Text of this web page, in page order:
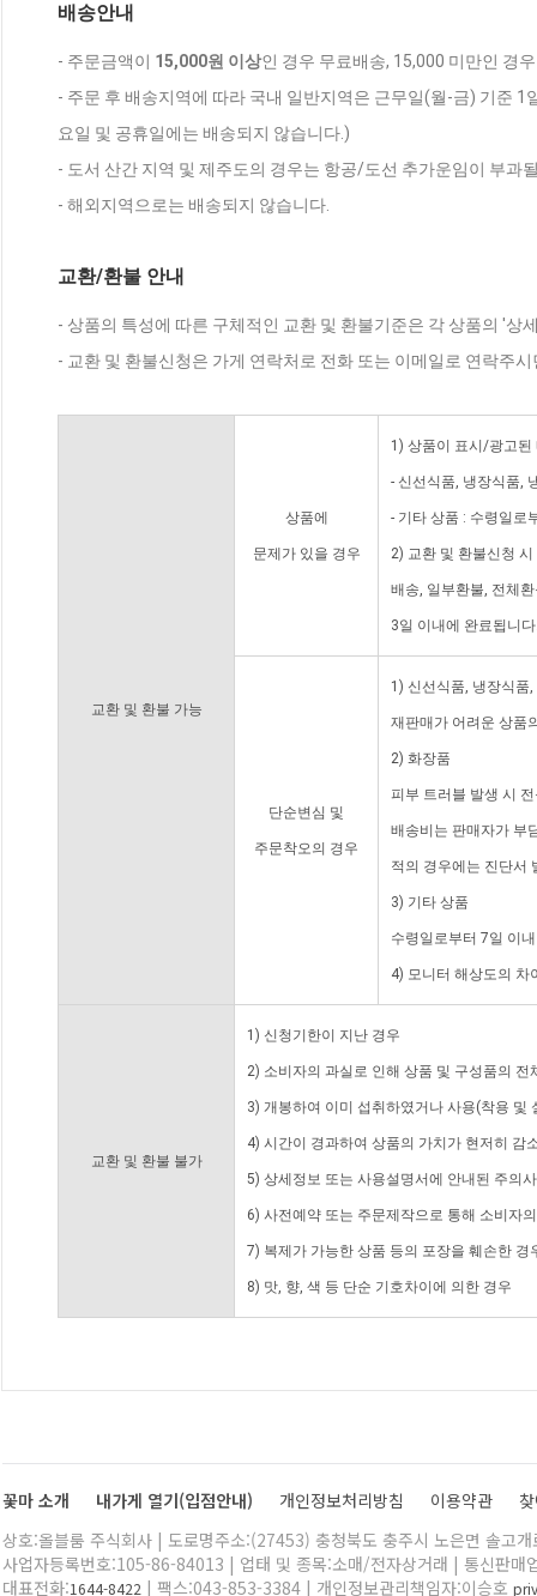
배송안내
- 주문금액이 15,000원 이상인 경우 무료배송, 15,000 미만인 경
- 주문 후 배송지역에 따라 국내 일반지역은 근무일(월-금) 기준
요일 및 공휴일에는 배송되지 않습니다.)
- 도서 산간 지역 및 제주도의 경우는 항공/도선 추가운임이 부과
- 해외지역으로는 배송되지 않습니다.
교환/환불 안내
- 상품의 특성에 따른 구체적인 교환 및 환불기준은 각 상품의 '상
- 교환 및 환불신청은 가게 연락처로 전화 또는 이메일로 연락주
교환 및 환불 가능
상품에
문제가 있을 경우
1) 상품이 표시/광고된
- 신선식품, 냉장식품,
- 기타 상품 : 수령일로
2) 교환 및 환불신청
배송, 일부환불, 전체
3일 이내에 완료됩니
단순변심 및
주문착오의 경우
1) 신선식품, 냉장식품
재판매가 어려운 상품
2) 화장품
피부 트러블 발생 시
배송비는 판매자가 부
적의 경우에는 진단서
3) 기타 상품
수령일로부터 7일 이
4) 모니터 해상도의 차
교환 및 환불 불가
1) 신청기한이 지난 경우
2) 소비자의 과실로 인해 상품 및 구성품의
3) 개봉하여 이미 섭취하였거나 사용(착용 및
4) 시간이 경과하여 상품의 가치가 현저히 감
5) 상세정보 또는 사용설명서에 안내된 주의
6) 사전예약 또는 주문제작으로 통해 소비자
7) 복제가 가능한 상품 등의 포장을 훼손한 경
8) 맛, 향, 색 등 단순 기호차이에 의한 경우
꽃마 소개 내가게 열기(입점안내) 개인정보처리방침 이용약관
상호:올블룸 주식회사 | 도로명주소:(27453) 충청북도 충주시 노은면 솔고
사업자등록번호:105-86-84013 | 업태 및 종목:소매/전자상거래 | 통신판매
대표전화:1644-8422 | 팩스:043-853-3384 | 개인정보관리책임자:이승호